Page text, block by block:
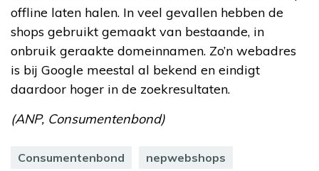
offline laten halen. In veel gevallen hebben de
shops gebruikt gemaakt van bestaande, in
onbruik geraakte domeinnamen. Zo’n webadres
is bij Google meestal al bekend en eindigt
daardoor hoger in de zoekresultaten.
(ANP, Consumentenbond)
Consumentenbond nepwebshops